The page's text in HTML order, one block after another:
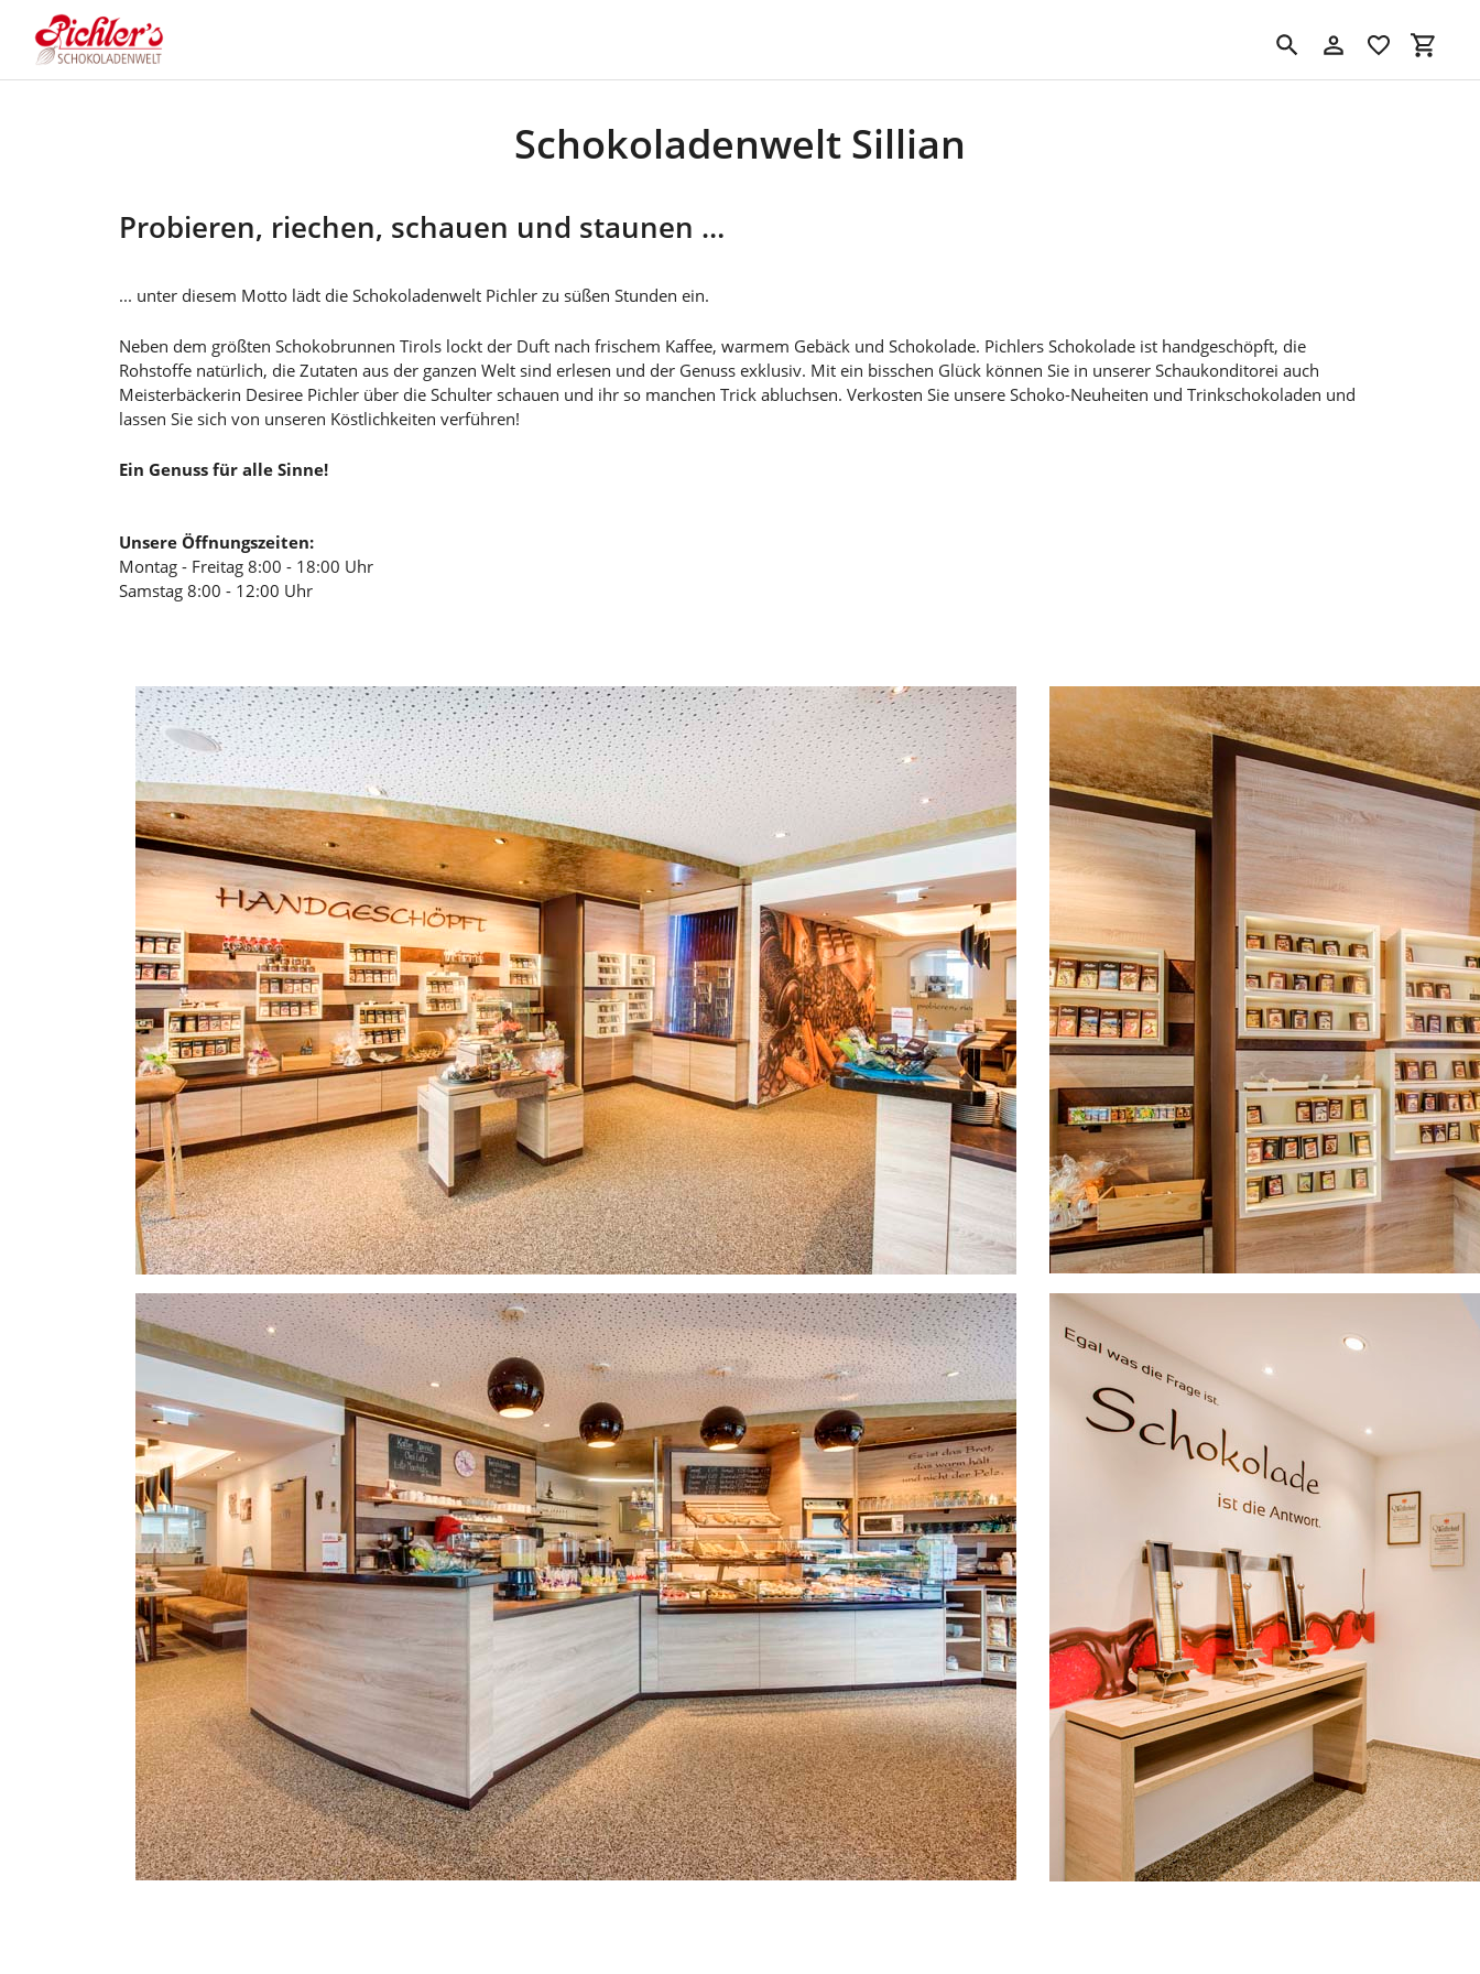
Inhalt
SuchenEinloggen
Schokoladenwelt Sillian
Probieren, riechen, schauen und staunen …
... unter diesem Motto lädt die Schokoladenwelt Pichler zu süßen Stunden ein.
Neben dem größten Schokobrunnen Tirols lockt der Duft nach frischem Kaffee, warmem Gebäck und Schokolade. Pichlers Schokolade ist handgeschöpft, die
Rohstoffe natürlich, die Zutaten aus der ganzen Welt sind erlesen und der Genuss exklusiv. Mit ein bisschen Glück können Sie in unserer Schaukonditorei auch
Meisterbäckerin Desiree Pichler über die Schulter schauen und ihr so manchen Trick abluchsen. Verkosten Sie unsere Schoko-Neuheiten und Trinkschokoladen und
lassen Sie sich von unseren Köstlichkeiten verführen!
Ein Genuss für alle Sinne!
Unsere Öffnungszeiten:
Montag - Freitag 8:00 - 18:00 Uhr
Samstag 8:00 - 12:00 Uhr